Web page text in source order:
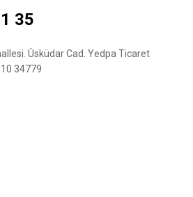
35
Üsküdar Cad. Yedpa Ticaret
34779